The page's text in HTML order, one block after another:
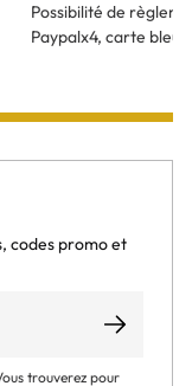
Possibilité de
Paypalx4, carte
codes promo et
S’abonner
trouverez pour